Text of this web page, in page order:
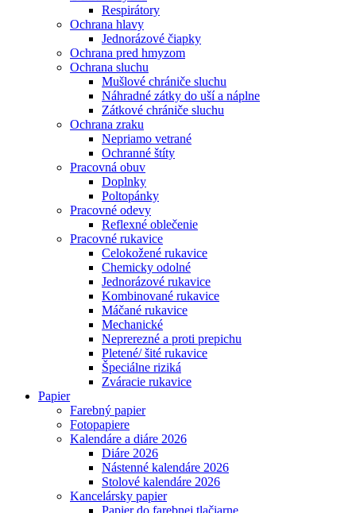
Respirátory
Ochrana hlavy
Jednorázové čiapky
Ochrana pred hmyzom
Ochrana sluchu
Mušlové chrániče sluchu
Náhradné zátky do uší a náplne
Zátkové chrániče sluchu
Ochrana zraku
Nepriamo vetrané
Ochranné štíty
Pracovná obuv
Doplnky
Poltopánky
Pracovné odevy
Reflexné oblečenie
Pracovné rukavice
Celokožené rukavice
Chemicky odolné
Jednorázové rukavice
Kombinované rukavice
Máčané rukavice
Mechanické
Neprerezné a proti prepichu
Pletené/ šité rukavice
Špeciálne riziká
Zváracie rukavice
Papier
Farebný papier
Fotopapiere
Kalendáre a diáre 2026
Diáre 2026
Nástenné kalendáre 2026
Stolové kalendáre 2026
Kancelársky papier
Papier do farebnej tlačiarne